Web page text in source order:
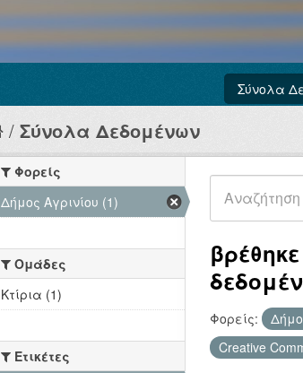
Σύνολα
Σύνολα Δεδομένων
Φορείς:
Creative
Φορείς
Δήμος Αγρινίου (1)
Ομάδες
Κτίρια (1)
Ετικέτες